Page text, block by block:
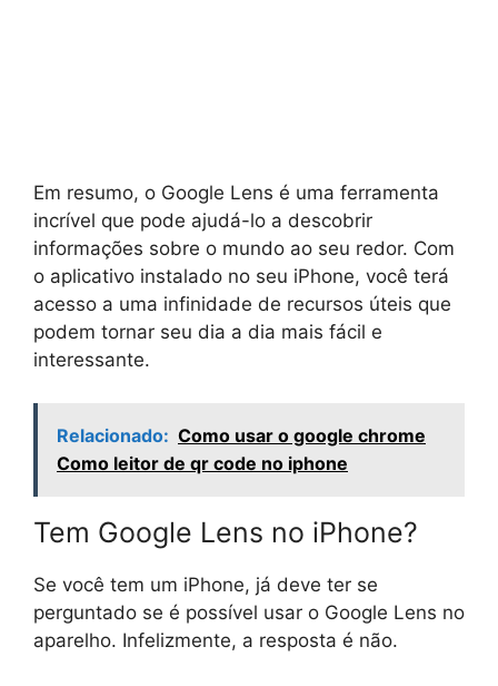
Em resumo, o Google Lens é uma ferramenta
incrível que pode ajudá-lo a descobrir
informações sobre o mundo ao seu redor. Com
o aplicativo instalado no seu iPhone, você terá
acesso a uma infinidade de recursos úteis que
podem tornar seu dia a dia mais fácil e
interessante.
Relacionado: Como usar o google chrome
Como leitor de qr code no iphone
Tem Google Lens no iPhone?
Se você tem um iPhone, já deve ter se
perguntado se é possível usar o Google Lens no
aparelho. Infelizmente, a resposta é não.